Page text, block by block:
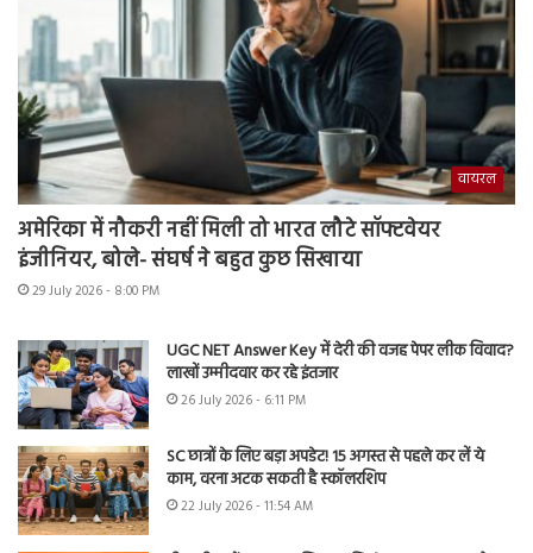
वायरल
अमेरिका में नौकरी नहीं मिली तो भारत लौटे सॉफ्टवेयर
इंजीनियर, बोले- संघर्ष ने बहुत कुछ सिखाया
29 July 2026 - 8:00 PM
UGC NET Answer Key में देरी की वजह पेपर लीक विवाद?
लाखों उम्मीदवार कर रहे इंतजार
26 July 2026 - 6:11 PM
SC छात्रों के लिए बड़ा अपडेट! 15 अगस्त से पहले कर लें ये
काम, वरना अटक सकती है स्कॉलरशिप
22 July 2026 - 11:54 AM